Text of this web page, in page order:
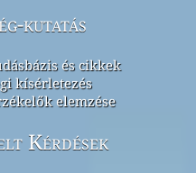
kutatás
és cikkek
kísérletezés
elemzése
Kérdések